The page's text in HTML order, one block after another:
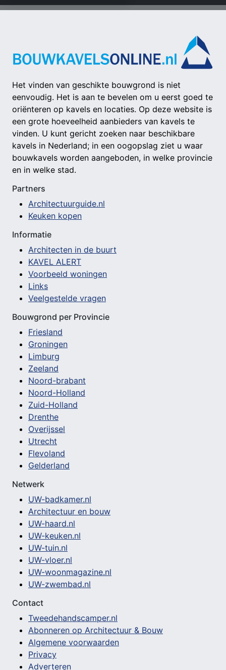
Het vinden van geschikte bouwgrond is niet
eenvoudig. Het is aan te bevelen om u eerst goed te
oriënteren op kavels en locaties. Op deze website is
een grote hoeveelheid aanbieders van kavels te
vinden. U kunt gericht zoeken naar beschikbare
kavels in Nederland; in een oogopslag ziet u waar
bouwkavels worden aangeboden, in welke provincie
en in welke stad.
Partners
Architectuurguide.nl
Keuken kopen
Informatie
Architecten in de buurt
KAVEL ALERT
Voorbeeld woningen
Links
Veelgestelde vragen
Bouwgrond per Provincie
Friesland
Groningen
Limburg
Zeeland
Noord-brabant
Noord-Holland
Zuid-Holland
Drenthe
Overijssel
Utrecht
Flevoland
Gelderland
Netwerk
UW-badkamer.nl
Architectuur en bouw
UW-haard.nl
UW-keuken.nl
UW-tuin.nl
UW-vloer.nl
UW-woonmagazine.nl
UW-zwembad.nl
Contact
Tweedehandscamper.nl
Abonneren op Architectuur & Bouw
Algemene voorwaarden
Privacy
Adverteren